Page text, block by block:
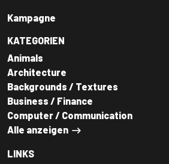
Kampagne
KATEGORIEN
Animals
Architecture
Backgrounds / Textures
Business / Finance
Computer / Communication
Alle anzeigen
LINKS